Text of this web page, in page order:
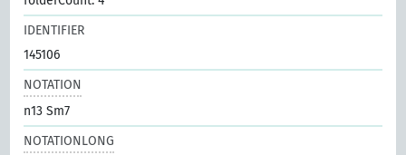
IDENTIFIER
145106
NOTATION
n13 Sm7
NOTATIONLONG